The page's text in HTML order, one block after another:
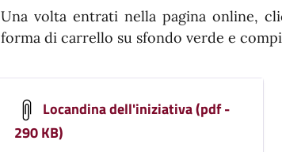
Una volta entrati nella pagina online,
forma di carrello su sfondo verde e
Locandina dell'iniziativa (pdf -
290 KB)